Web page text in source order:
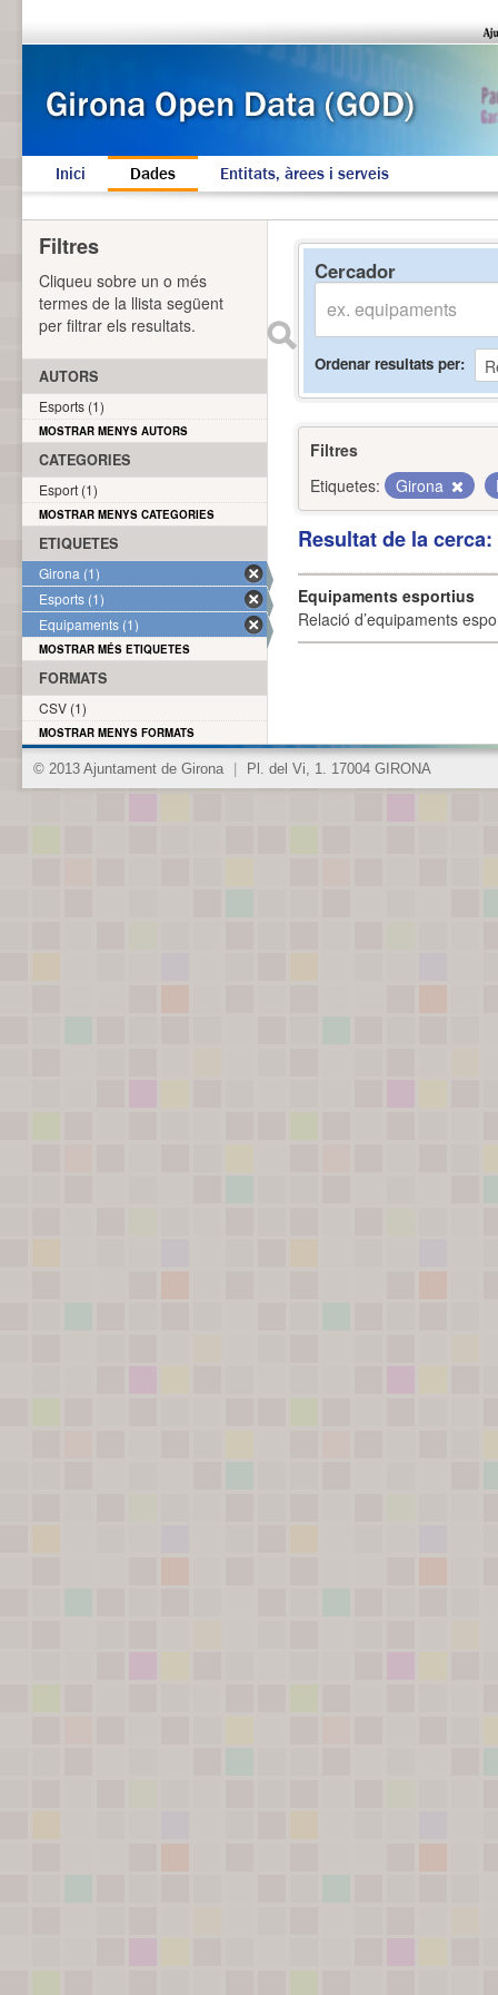
Inici Dades Entitats, àrees i serveis
Cercador
Ordenar resultats per
Filtres
Etiquetes:
Girona
Resultat de la
Equipaments esportius
Relació d’equipaments
Filtres
Cliqueu sobre un o més
termes de la llista següent
per filtrar els resultats.
AUTORS
Esports (1)
MOSTRAR MENYS AUTORS
CATEGORIES
Esport (1)
MOSTRAR MENYS CATEGORIES
ETIQUETES
Girona (1)
Esports (1)
Equipaments (1)
MOSTRAR MÉS ETIQUETES
FORMATS
CSV (1)
MOSTRAR MENYS FORMATS
© 2013 Ajuntament de Girona Pl. del Vi, 1. 17004 GIRONA